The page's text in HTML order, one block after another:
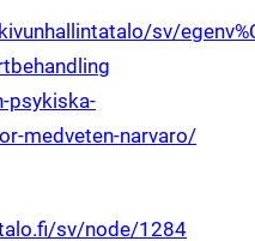
sv/
psykiska-
medveten-narvaro/
sv/node/1284